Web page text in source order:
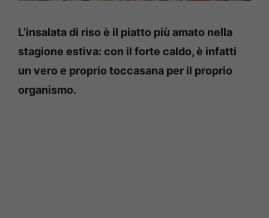
L’insalata di riso è il piatto più amato nella
stagione estiva: con il forte caldo, è infatti
un vero e proprio toccasana per il proprio
organismo.